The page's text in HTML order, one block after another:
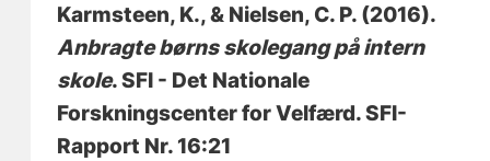
Karmsteen, K., & Nielsen, C. P. (2016).
Anbragte børns skolegang på intern
skole. SFI - Det Nationale
Forskningscenter for Velfærd. SFI-
Rapport Nr. 16:21